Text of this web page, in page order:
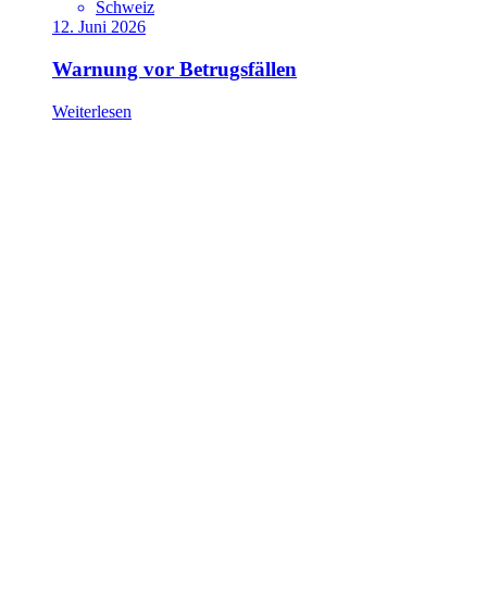
Schweiz
12. Juni 2026
Warnung vor Betrugsfällen
Weiterlesen